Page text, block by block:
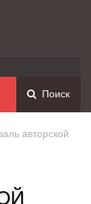
Поиск
авторской